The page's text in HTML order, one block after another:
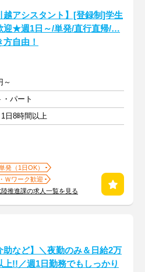
越アシスタント】[登録制]学生
迎★週1日～/単発/直行直帰/…
方自由！
～
パート
日8時間以上
単発（1日OK）
Ｗワーク歓迎
推進課の求人一覧を見る
助など】＼夜勤のみ＆日給2万
上!!／週1日勤務でもしっかり